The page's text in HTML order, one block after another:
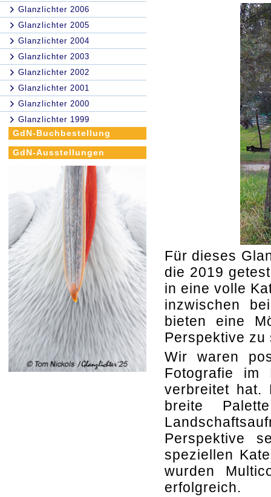
Glanzlichter 2006
Glanzlichter 2005
Glanzlichter 2004
Glanzlichter 2003
Glanzlichter 2002
Glanzlichter 2001
Glanzlichter 2000
Glanzlichter 1999
GdN-Buchbestellung
GdN-Ausstellungen
Für dieses
die 2019
in eine volle
inzwischen
bieten eine
Perspektive zu
Wir waren
Fotografie im
verbreitet hat.
breite
Perspektive
speziellen
wurden
erfolgreich.